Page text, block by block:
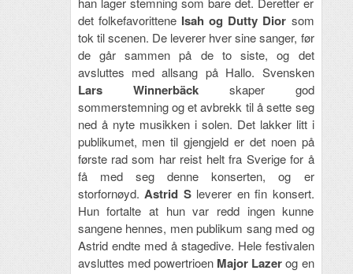
det folkefavorittene Isah og Dutty Dior som
tok til scenen. De leverer hver sine sanger, før
de går sammen på de to siste, og det
avsluttes med allsang på Hallo. Svensken
Lars Winnerbäckskaper god
sommerstemning og et avbrekk til å sette seg
ned å nyte musikken i solen. Det lakker litt i
publikumet, men til gjengjeld er det noen på
første rad som har reist helt fra Sverige for å
få med seg denne konserten, og er
storfornøyd. Astrid Sleverer en fin konsert.
Hun fortalte at hun var redd ingen kunne
sangene hennes, men publikum sang med og
Astrid endte med å stagedive. Hele festivalen
avsluttes med powertrioen Major Lazerog en